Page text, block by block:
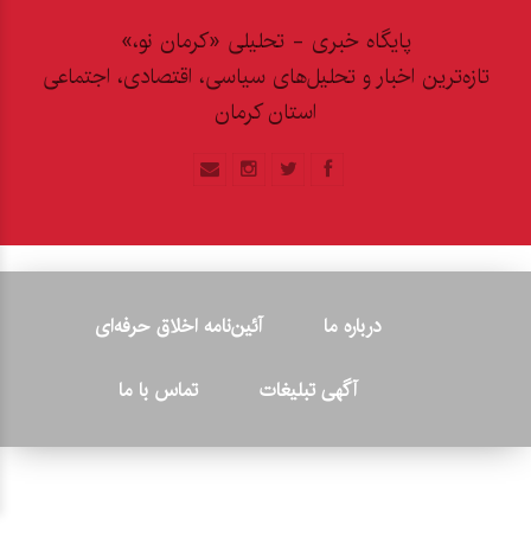
پایگاه خبری - تحلیلی «کرمان نو،»
تازه‌ترین اخبار و تحلیل‌های سیاسی، اقتصادی، اجتماعی
استان کرمان
درباره ما
آئین‌نامه اخلاق حرفه‌ای
آگهی تبلیغات
تماس با ما